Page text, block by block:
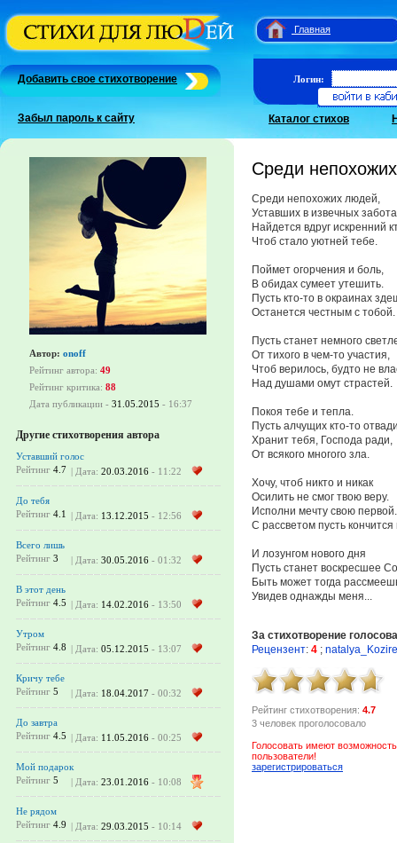
Главная
Добавить свое стихотворение
Забыл пароль к сайту
Логин:
Каталог стихов
Автор: onoff
Рейтинг автора: 49
Рейтинг критика: 88
Дата публикации - 31.05.2015 - 16:37
Другие стихотворения автора
Уставший голос
Рейтинг 4.7 | Дата: 20.03.2016 - 11:22
До тебя
Рейтинг 4.1 | Дата: 13.12.2015 - 12:56
Всего лишь
Рейтинг 3 | Дата: 30.05.2016 - 01:32
В этот день
Рейтинг 4.5 | Дата: 14.02.2016 - 13:50
Утром
Рейтинг 4.8 | Дата: 05.12.2015 - 13:07
Кричу тебе
Рейтинг 5 | Дата: 18.04.2017 - 00:32
До завтра
Рейтинг 4.5 | Дата: 11.05.2016 - 00:25
Мой подарок
Рейтинг 5 | Дата: 23.01.2016 - 10:08
Не рядом
Рейтинг 4.9 | Дата: 29.03.2015 - 10:14
Среди
Среди непохожих людей,
Уставших в извечных
Найдется вдруг искренний
Чтоб стало уютней тебе.
Поймет огорчения и боль,
В обидах сумеет утешить.
Пусть кто-то в окраинах
Останется честным с тобой.
Пусть станет немного
От тихого в чем-то участия,
Чтоб верилось, будто не
Над душами омут страстей.
Покоя тебе и тепла.
Пусть алчущих кто-то
Хранит тебя, Господа ради,
От всякого многого зла.
Хочу, чтоб никто и никак
Осилить не смог твою веру.
Исполни мечту свою первой.
С рассветом пусть кончится
И лозунгом нового дня
Пусть станет воскресшее
Быть может тогда
Увидев однажды меня...
За стихотворение
Рецензент: 4 ;
Рейтинг стихотворения: 4.7
3 человек проголосовало
Голосовать имеют
пользователи!
зарегистрироваться